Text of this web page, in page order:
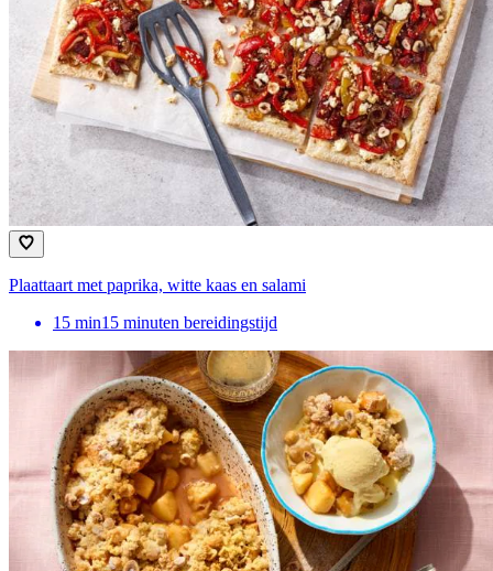
Plaattaart met paprika, witte kaas en salami
15 min15 minuten bereidingstijd